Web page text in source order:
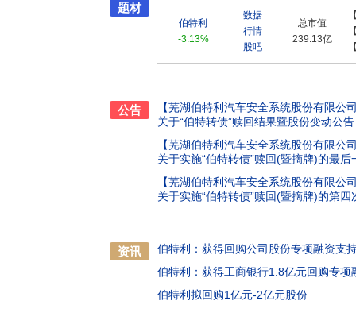
技术企业”、“安徽省专利金奖”、“安徽省科学
吉利、沃尔沃、广汽、北汽、江铃、东风日
亚迪、赛力斯、合创等,产品已出口全球50多
题材
伯特利
-3.13%
数据
行情
股吧
总市值
239.13亿
公告
【芜湖伯特利汽车安全系统股份有限公
关于“伯特转债”赎回结果暨股份变动公告
【芜湖伯特利汽车安全系统股份有限公
关于实施“伯特转债”赎回(暨摘牌)的最
【芜湖伯特利汽车安全系统股份有限公
关于实施“伯特转债”赎回(暨摘牌)的第四
资讯
伯特利：获得回购公司股份专项融资支
伯特利：获得工商银行1.8亿元回购专项
伯特利拟回购1亿元-2亿元股份